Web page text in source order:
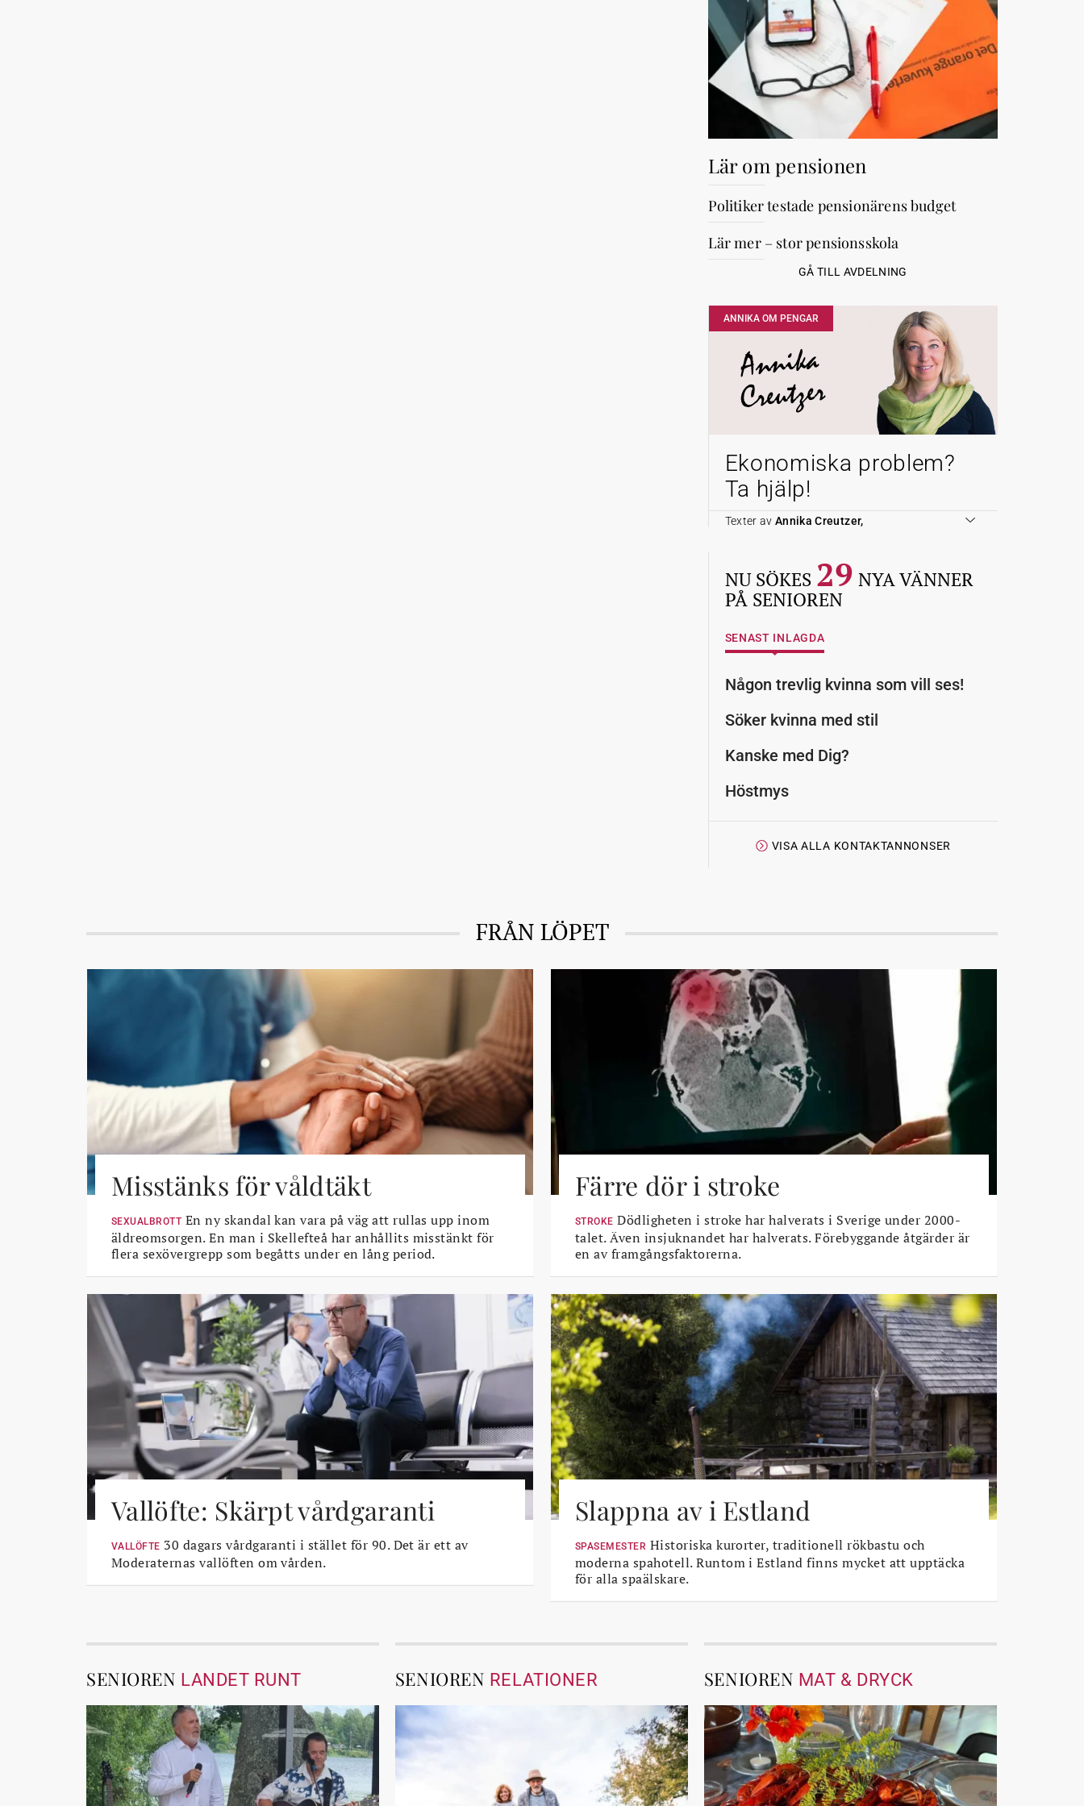
Lär om pensionen
Politiker testade pensionärens budget
Lär mer – stor pensionsskola
GÅ TILL AVDELNING
ANNIKA OM PENGAR
Annika
Creutzer
Ekonomiska problem?
Ta hjälp!
Texter av Annika Creutzer,
NU SÖKES 29 NYA VÄNNER
PÅ SENIOREN
SENAST INLAGDA
Någon trevlig kvinna som vill ses!
Söker kvinna med stil
Kanske med Dig?
Höstmys
VISA ALLA KONTAKTANNONSER
FRÅN LÖPET
Misstänks för våldtäkt
SEXUALBROTT En ny skandal kan vara på väg att rullas upp inom
äldreomsorgen. En man i Skellefteå har anhållits misstänkt för
flera sexövergrepp som begåtts under en lång period.
Färre dör i stroke
STROKE Dödligheten i stroke har halverats i Sverige under 2000-
talet. Även insjuknandet har halverats. Förebyggande åtgärder är
en av framgångsfaktorerna.
Vallöfte: Skärpt vårdgaranti
VALLÖFTE 30 dagars vårdgaranti i stället för 90. Det är ett av
Moderaternas vallöften om vården.
Slappna av i Estland
SPASEMESTER Historiska kurorter, traditionell rökbastu och
moderna spahotell. Runtom i Estland finns mycket att upptäcka
för alla spaälskare.
SENIOREN LANDET RUNT SENIOREN RELATIONER SENIOREN MAT & DRYCK